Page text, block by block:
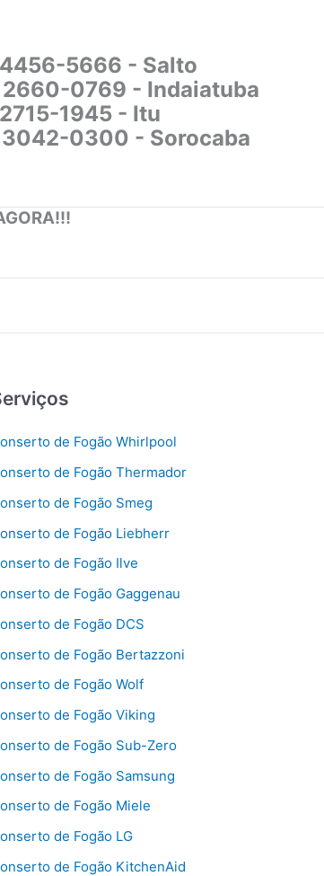
4456-5666 - Salto
2660-0769 - Indaiatuba
1945 - Itu
3042-0300 - Sorocaba
de Fogão Whirlpool
de Fogão Thermador
de Fogão Smeg
de Fogão Liebherr
de Fogão Ilve
de Fogão Gaggenau
de Fogão DCS
de Fogão Bertazzoni
de Fogão Wolf
de Fogão Viking
de Fogão Sub-Zero
de Fogão Samsung
de Fogão Miele
de Fogão LG
de Fogão KitchenAid